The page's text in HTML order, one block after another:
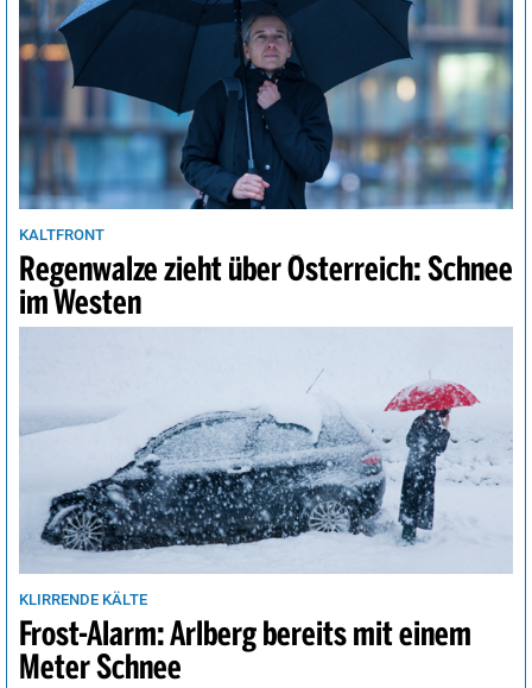
KALTFRONT
Regenwalze zieht über Österreich: Schnee
im Westen
KLIRRENDE KÄLTE
Frost-Alarm: Arlberg bereits mit einem
Meter Schnee